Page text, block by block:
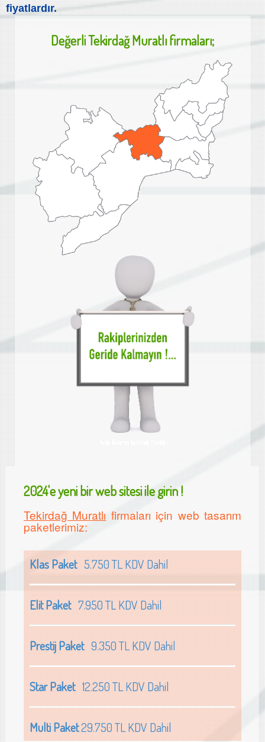
fiyatlardır.
DeğerliTekirdağ Muratlıfirmaları;
Web Tasarımı Tekirdağ Muratlı
2024'e yeni bir web sitesi ile girin !
Tekirdağ Muratlıfirmaları için web tasarım
paketlerimiz:
Klas Paket5.750 TL KDV Dahil
Elit Paket7.950 TL KDV Dahil
Prestij Paket9.350 TL KDV Dahil
Star Paket12.250 TL KDV Dahil
Multi Paket29.750 TL KDV Dahil